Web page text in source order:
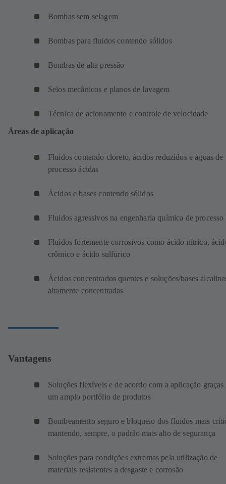
Bombas sem selagem
Bombas para fluidos contendo sólidos
Bombas de alta pressão
Selos mecânicos e planos de lavagem
Técnica de acionamento e controle de velocidade
Áreas de aplicação
Fluidos contendo cloreto, ácidos reduzidos e águas de
processo ácidas
Ácidos e bases contendo sólidos
Fluidos agressivos na engenharia química de processo
Fluidos fortemente corrosivos como ácido nítrico,
crômico e ácido sulfúrico
Ácidos concentrados quentes e soluções/bases
altamente concentradas
Vantagens
Soluções flexíveis e de acordo com a aplicação graças
um amplo portfólio de produtos
Bombeamento seguro e bloqueio dos fluidos mais
mantendo, sempre, o padrão mais alto de segurança
Soluções para condições extremas pela utilização de
materiais resistentes a desgaste e corrosão